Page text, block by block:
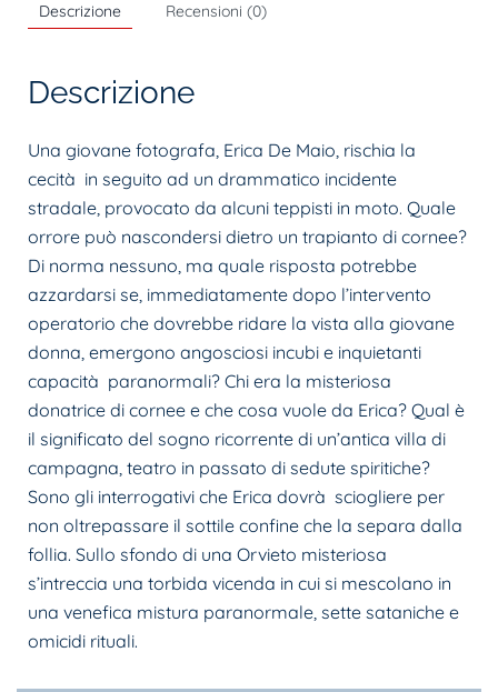
Descrizione Recensioni (0)
Descrizione
Una giovane fotografa, Erica De Maio, rischia la
cecità in seguito ad un drammatico incidente
stradale, provocato da alcuni teppisti in moto. Quale
orrore può nascondersi dietro un trapianto di cornee?
Di norma nessuno, ma quale risposta potrebbe
azzardarsi se, immediatamente dopo l’intervento
operatorio che dovrebbe ridare la vista alla giovane
donna, emergono angosciosi incubi e inquietanti
capacità paranormali? Chi era la misteriosa
donatrice di cornee e che cosa vuole da Erica? Qual è
il significato del sogno ricorrente di un’antica villa di
campagna, teatro in passato di sedute spiritiche?
Sono gli interrogativi che Erica dovrà sciogliere per
non oltrepassare il sottile confine che la separa dalla
follia. Sullo sfondo di una Orvieto misteriosa
s’intreccia una torbida vicenda in cui si mescolano in
una venefica mistura paranormale, sette sataniche e
omicidi rituali.